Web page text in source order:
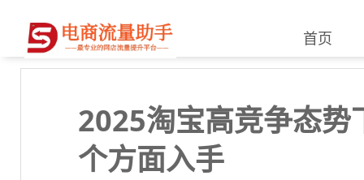
首页
2025淘宝高竞争态势
个方面入手